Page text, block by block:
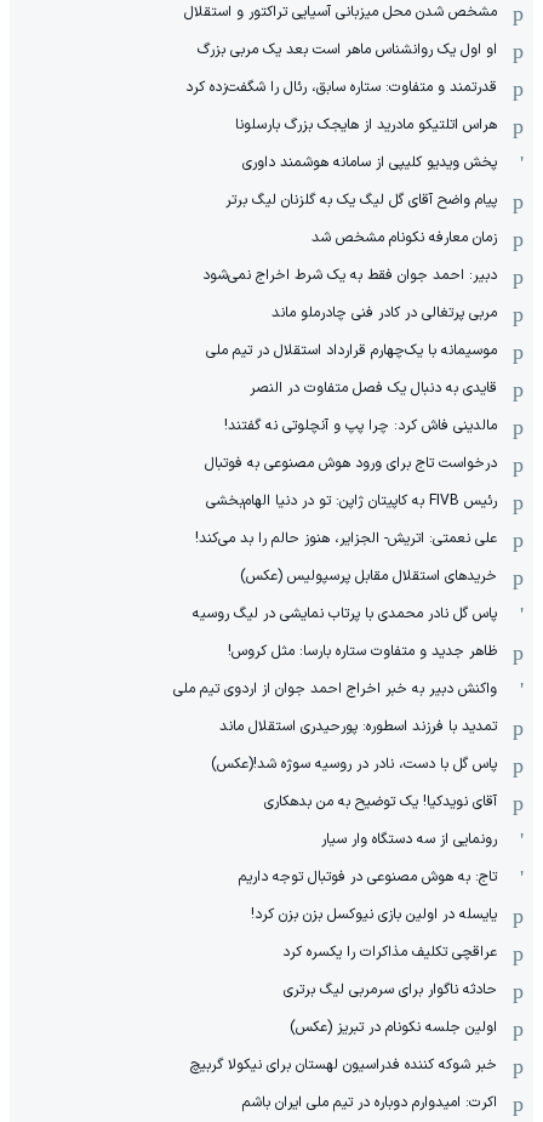
مشخص شدن محل میزبانی آسیایی تراکتور و استقلال
او اول یک روانشناس ماهر است بعد یک مربی بزرگ
قدرتمند و متفاوت: ستاره سابق، رئال را شگفت‌زده کرد
هراس اتلتیکو مادرید از هایجک بزرگ بارسلونا
پخش ویدیو کلیپی از سامانه هوشمند داوری
پیام واضح آقای گل لیگ یک به گلزنان لیگ برتر
زمان معارفه نکونام مشخص شد
دبیر: احمد جوان فقط به یک شرط اخراج نمی‌شود
مربی پرتغالی در کادر فنی چادرملو ماند
موسیمانه با یک‌چهارم قرارداد استقلال در تیم ملی
قایدی به دنبال یک فصل متفاوت در النصر
مالدینی فاش کرد: چرا پپ و آنچلوتی نه گفتند!
درخواست تاج برای ورود هوش مصنوعی به فوتبال
رئیس FIVB به کاپیتان ژاپن: تو در دنیا الهام‌بخشی
علی نعمتی: اتریش- الجزایر، هنوز حالم را بد می‌کند!
خریدهای استقلال مقابل پرسپولیس (عکس)
پاس گل نادر محمدی با پرتاب نمایشی در لیگ روسیه
ظاهر جدید و متفاوت ستاره بارسا: مثل کروس!
واکنش دبیر به خبر اخراج احمد جوان از اردوی تیم ملی
تمدید با فرزند اسطوره: پورحیدری استقلال ماند
پاس گل با دست، نادر در روسیه سوژه شد!(عکس)
آقای نویدکیا! یک توضیح به من بدهکاری
رونمایی از سه دستگاه وار سیار
تاج: به هوش مصنوعی در فوتبال توجه داریم
یایسله در اولین بازی نیوکسل بزن بزن کرد!
عراقچی تکلیف مذاکرات را یکسره کرد
حادثه ناگوار برای سرمربی لیگ برتری
اولین جلسه نکونام در تبریز (عکس)
خبر شوکه کننده فدراسیون لهستان برای نیکولا گربیچ
اکرت: امیدوارم دوباره در تیم ملی ایران باشم